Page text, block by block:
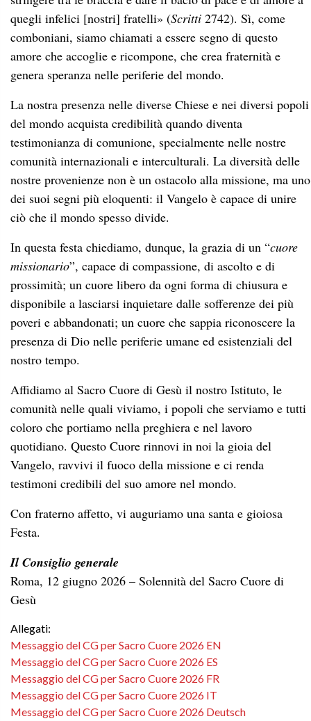
quegli infelici [nostri] fratelli» (Scritti 2742). Sì, come
comboniani, siamo chiamati a essere segno di questo
amore che accoglie e ricompone, che crea fraternità e
genera speranza nelle periferie del mondo.
La nostra presenza nelle diverse Chiese e nei diversi popoli
del mondo acquista credibilità quando diventa
testimonianza di comunione, specialmente nelle nostre
comunità internazionali e interculturali. La diversità delle
nostre provenienze non è un ostacolo alla missione, ma uno
dei suoi segni più eloquenti: il Vangelo è capace di unire
ciò che il mondo spesso divide.
In questa festa chiediamo, dunque, la grazia di un “cuore
missionario”, capace di compassione, di ascolto e di
prossimità; un cuore libero da ogni forma di chiusura e
disponibile a lasciarsi inquietare dalle sofferenze dei più
poveri e abbandonati; un cuore che sappia riconoscere la
presenza di Dio nelle periferie umane ed esistenziali del
nostro tempo.
Affidiamo al Sacro Cuore di Gesù il nostro Istituto, le
comunità nelle quali viviamo, i popoli che serviamo e tutti
coloro che portiamo nella preghiera e nel lavoro
quotidiano. Questo Cuore rinnovi in noi la gioia del
Vangelo, ravvivi il fuoco della missione e ci renda
testimoni credibili del suo amore nel mondo.
Con fraterno affetto, vi auguriamo una santa e gioiosa
Festa.
Il Consiglio generale
Roma, 12 giugno 2026 – Solennità del Sacro Cuore di
Gesù
Allegati:
Messaggio del CG per Sacro Cuore 2026 EN
Messaggio del CG per Sacro Cuore 2026 ES
Messaggio del CG per Sacro Cuore 2026 FR
Messaggio del CG per Sacro Cuore 2026 IT
Messaggio del CG per Sacro Cuore 2026 Deutsch